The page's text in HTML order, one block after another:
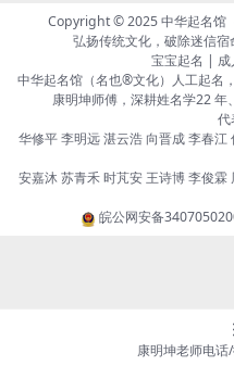
Copyright © 2025中华起名馆
弘扬传统文化，破除迷信
宝宝起名 | 成
中华起名馆（名也®文化）人工起名
康明坤师傅，深耕姓名学22
代
华修平 李明远 湛云浩 向晋成 李春
安嘉沐 苏青禾 时芃安 王诗博 李俊
皖公网安备
康明坤老师电